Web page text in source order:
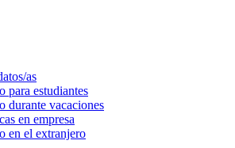
as
para estudiantes
durante vacaciones
en empresa
en el extranjero